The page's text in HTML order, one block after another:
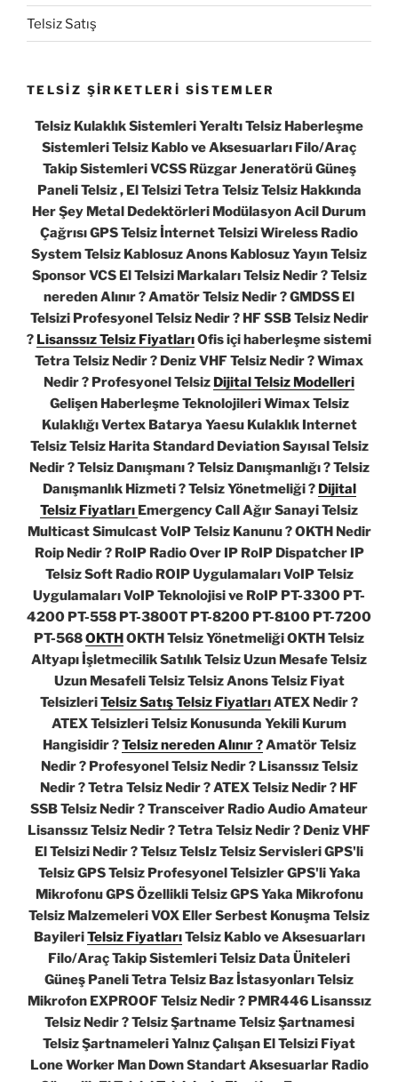
Telsiz Satış
TELSİZ ŞİRKETLERİ SİSTEMLER
Telsiz Kulaklık Sistemleri Yeraltı Telsiz Haberleşme
Sistemleri Telsiz Kablo ve Aksesuarları Filo/Araç
Takip Sistemleri VCSS Rüzgar Jeneratörü Güneş
Paneli Telsiz , El Telsizi Tetra Telsiz Telsiz Hakkında
Her Şey Metal Dedektörleri Modülasyon Acil Durum
Çağrısı GPS Telsiz İnternet Telsizi Wireless Radio
System Telsiz Kablosuz Anons Kablosuz Yayın Telsiz
Sponsor VCS El Telsizi Markaları Telsiz Nedir ? Telsiz
nereden Alınır ? Amatör Telsiz Nedir ? GMDSS El
Telsizi Profesyonel Telsiz Nedir ? HF SSB Telsiz Nedir
? Lisanssız Telsiz FiyatlarıOfis içi haberleşme sistemi
Tetra Telsiz Nedir ? Deniz VHF Telsiz Nedir ? Wimax
Nedir ? Profesyonel Telsiz Dijital Telsiz Modelleri
Gelişen Haberleşme Teknolojileri Wimax Telsiz
Kulaklığı Vertex Batarya Yaesu Kulaklık Internet
Telsiz Telsiz Harita Standard Deviation Sayısal Telsiz
Nedir ? Telsiz Danışmanı ? Telsiz Danışmanlığı ? Telsiz
Danışmanlık Hizmeti ? Telsiz Yönetmeliği ? Dijital
Telsiz Fiyatları Emergency Call Ağır Sanayi Telsiz
Multicast Simulcast VoIP Telsiz Kanunu ? OKTH Nedir
Roip Nedir ? RoIP Radio Over IP RoIP Dispatcher IP
Telsiz Soft Radio ROIP Uygulamaları VoIP Telsiz
Uygulamaları VoIP Teknolojisi ve RoIP PT-3300 PT-
4200 PT-558 PT-3800T PT-8200 PT-8100 PT-7200
PT-568OKTHOKTH Telsiz Yönetmeliği OKTH Telsiz
Altyapı İşletmecilik Satılık Telsiz Uzun Mesafe Telsiz
Uzun Mesafeli Telsiz Telsiz Anons Telsiz Fiyat
TelsizleriTelsiz Satış Telsiz FiyatlarıATEX Nedir ?
ATEX Telsizleri Telsiz Konusunda Yekili Kurum
Hangisidir ?Telsiz nereden Alınır ?Amatör Telsiz
Nedir ? Profesyonel Telsiz Nedir ? Lisanssız Telsiz
Nedir ? Tetra Telsiz Nedir ? ATEX Telsiz Nedir ? HF
SSB Telsiz Nedir ? Transceiver Radio Audio Amateur
Lisanssız Telsiz Nedir ? Tetra Telsiz Nedir ? Deniz VHF
El Telsizi Nedir ? Telsız TelsIz Telsiz Servisleri GPS'li
Telsiz GPS Telsiz Profesyonel Telsizler GPS'li Yaka
Mikrofonu GPS Özellikli Telsiz GPS Yaka Mikrofonu
Telsiz Malzemeleri VOX Eller Serbest Konuşma Telsiz
BayileriTelsiz FiyatlarıTelsiz Kablo ve Aksesuarları
Filo/Araç Takip Sistemleri Telsiz Data Üniteleri
Güneş Paneli Tetra Telsiz Baz İstasyonları Telsiz
Mikrofon EXPROOF Telsiz Nedir ? PMR446 Lisanssız
Telsiz Nedir ? Telsiz Şartname Telsiz Şartnamesi
Telsiz Şartnameleri Yalnız Çalışan El Telsizi Fiyat
Lone Worker Man Down Standart Aksesuarlar Radio